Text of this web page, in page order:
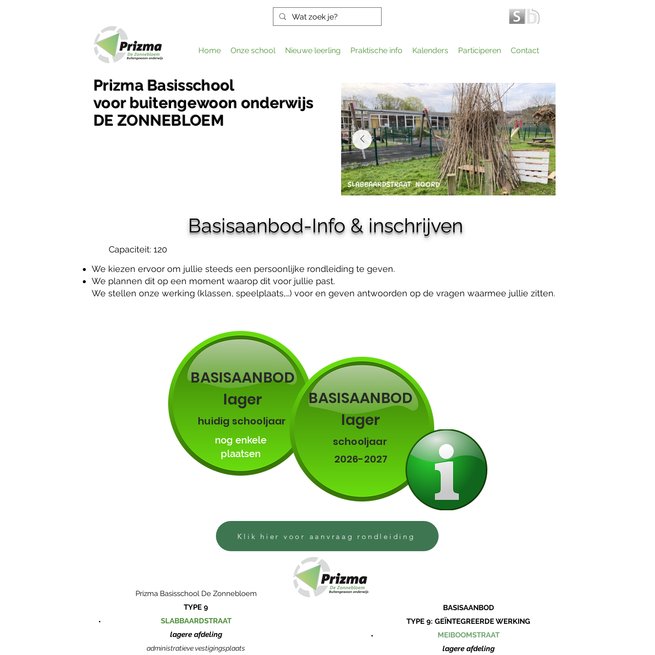
Home Onze school Nieuwe leerling Praktische info Kalenders Participeren Contact
Prizma Basisschool
voor buitengewoon onderwijs
DE ZONNEBLOEM
Basisaanbod-Info & inschrijven
Capaciteit: 120
We kiezen ervoor om jullie steeds een persoonlijke rondleiding te geven.
We plannen dit op een moment waarop dit voor jullie past.
We stellen onze werking (klassen, speelplaats,…) voor en geven antwoorden op de vragen waarmee jullie zitten.
BASISAANBOD
lager
huidig schooljaar
BASISAANBOD
lager
schooljaar
2026-2027
nog enkele
plaatsen
Klik hier voor aanvraag rondleiding
Prizma Basisschool De Zonnebloem
TYPE 9
SLABBAARDSTRAAT
lagere afdeling
administratieve vestigingsplaats
BASISAANBOD
TYPE 9: GEÏNTEGREERDE WERKING
MEIBOOMSTRAAT
lagere afdeling